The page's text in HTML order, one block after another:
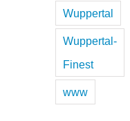
Wuppertal
Wuppertal-
Finest
www